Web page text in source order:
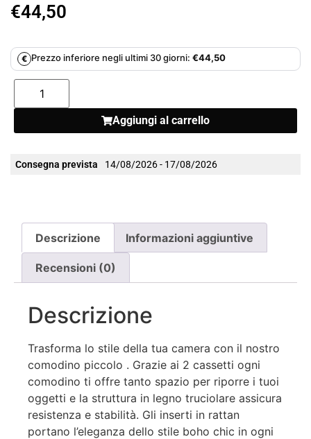
€44,50
€ Prezzo inferiore negli ultimi 30 giorni: €44,50
Aggiungi al carrello
Consegna prevista 14/08/2026 - 17/08/2026
Descrizione Informazioni aggiuntive
Recensioni (0)
Descrizione
Trasforma lo stile della tua camera con il nostro
comodino piccolo . Grazie ai 2 cassetti ogni
comodino ti offre tanto spazio per riporre i tuoi
oggetti e la struttura in legno truciolare assicura
resistenza e stabilità. Gli inserti in rattan
portano l’eleganza dello stile boho chic in ogni